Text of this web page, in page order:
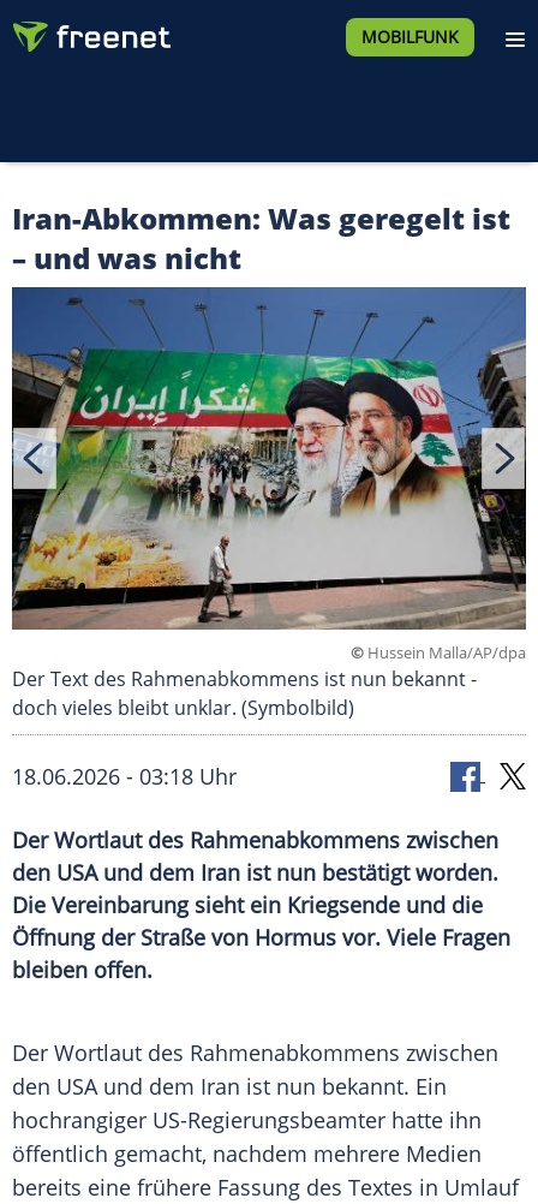
MOBILFUNK
Iran-Abkommen: Was geregelt ist
– und was nicht
© Hussein Malla/AP/dpa
Der Text des Rahmenabkommens ist nun bekannt -
doch vieles bleibt unklar. (Symbolbild)
18.06.2026 - 03:18 Uhr
Der Wortlaut des Rahmenabkommens zwischen
den USA und dem Iran ist nun bestätigt worden.
Die Vereinbarung sieht ein Kriegsende und die
Öffnung der Straße von Hormus vor. Viele Fragen
bleiben offen.
Der Wortlaut des Rahmenabkommens zwischen
den USA und dem Iran ist nun bekannt. Ein
hochrangiger US-Regierungsbeamter hatte ihn
öffentlich gemacht, nachdem mehrere Medien
bereits eine frühere Fassung des Textes in Umlauf